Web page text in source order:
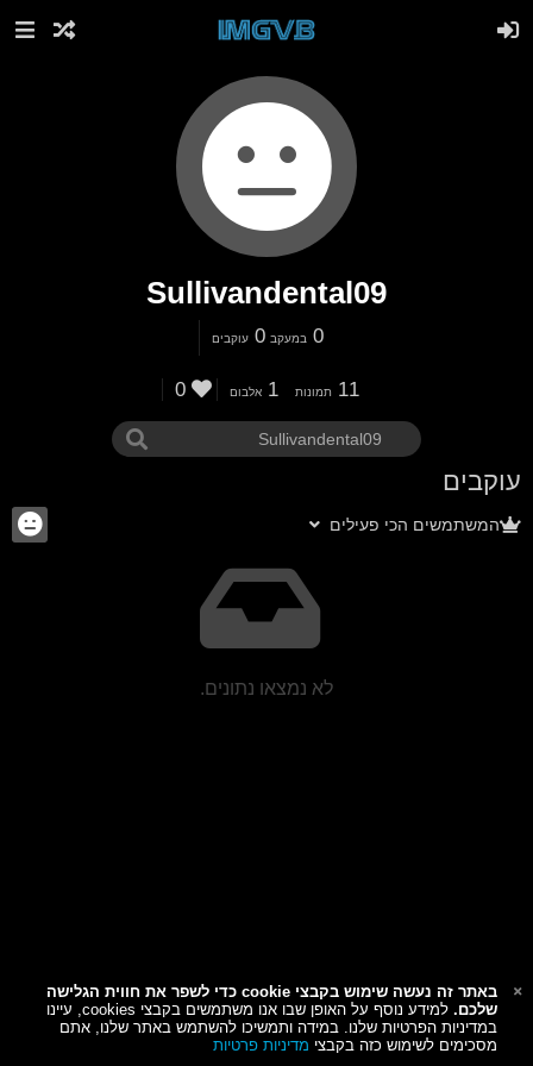
Sullivandental09
0 במעקב 0 עוקבים
11 תמונות 1 אלבום 0
עוקבים
המשתמשים הכי פעילים
לא נמצאו נתונים.
באתר זה נעשה שימוש בקבצי cookie כדי לשפר את חווית הגלישה
שלכם.
למידע נוסף על האופן שבו אנו משתמשים בקבצי cookies, עיינו
במדיניות הפרטיות שלנו. במידה ותמשיכו להשתמש באתר שלנו, אתם
מסכימים לשימוש כזה בקבצי מדיניות פרטיות